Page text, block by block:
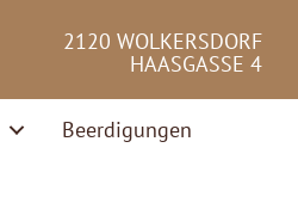
2120 WOLKERSDORF
HAASGASSE 4
Beerdigungen